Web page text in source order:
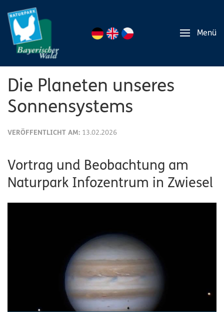
Menü
Die Planeten unseres
Sonnensystems
VERÖFFENTLICHT AM: 13.02.2026
Vortrag und Beobachtung am
Naturpark Infozentrum in Zwiesel